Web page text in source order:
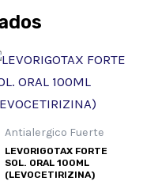
Antialergico Fuerte
LEVORIGOTAX FORTE
SOL. ORAL 100ML
(LEVOCETIRIZINA)